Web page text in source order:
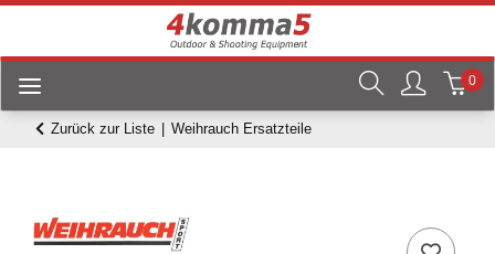
0
Zurück zur Liste Weihrauch Ersatzteile